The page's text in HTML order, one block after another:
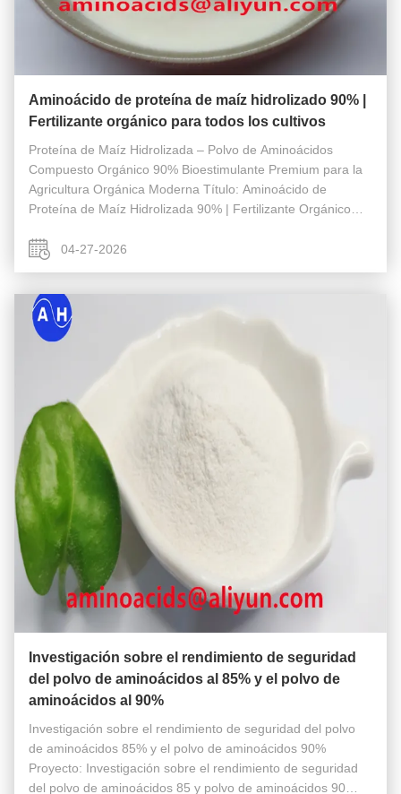
Aminoácido de proteína de maíz hidrolizado 90% |
Fertilizante orgánico para todos los cultivos
Proteína de Maíz Hidrolizada – Polvo de Aminoácidos
Compuesto Orgánico 90% Bioestimulante Premium para la
Agricultura Orgánica Moderna Título: Aminoácido de
Proteína de Maíz Hidrolizada 90% | Fertilizante Orgánico
aminoácidos orgánicos de proteína de ...
04-27-2026
Investigación sobre el rendimiento de seguridad
del polvo de aminoácidos al 85% y el polvo de
aminoácidos al 90%
Investigación sobre el rendimiento de seguridad del polvo
de aminoácidos 85% y el polvo de aminoácidos 90%
Proyecto: Investigación sobre el rendimiento de seguridad
del polvo de aminoácidos 85 y polvo de aminoácidos 90